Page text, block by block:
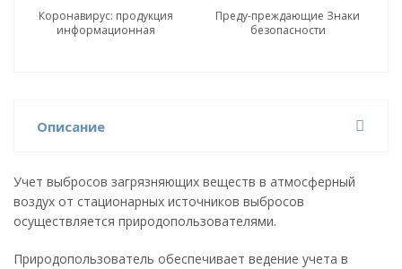
Коронавирус: продукция
информационная
Преду-преждающие Знаки
безопасности
Описание
Учет выбросов загрязняющих веществ в атмосферный
воздух от стационарных источников выбросов
осуществляется природопользователями.
Природопользователь обеспечивает ведение учета в